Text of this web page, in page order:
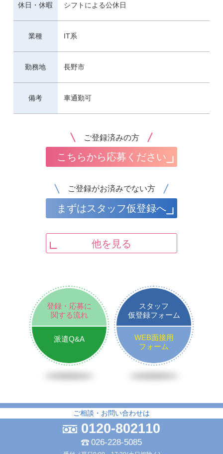
休日・休暇 シフトによる公休日
業種 IT系
勤務地 長野市
備考 車通勤可
ご登録済みの方
こちらから応募ください
ご登録がお済みでない方
まずはスタッフ仮登録へ
他を見る
登録・応募に
関する流れ
派遣Q&A
スタッフ
仮登録フォーム
WEB面接用
フォーム
ご相談・お問い合わせは
0120-802110
026-228-5085